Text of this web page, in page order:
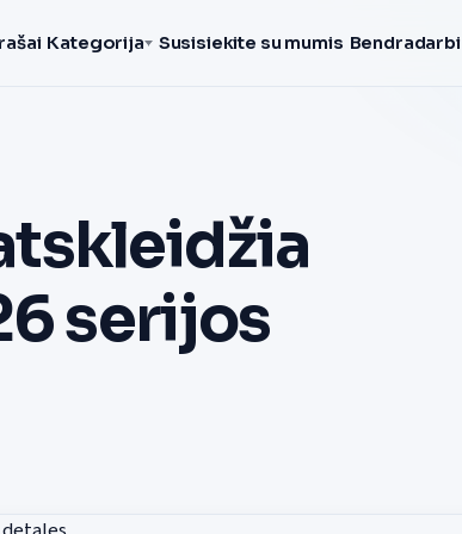
Kategorija Susisiekite su mumis
serijos